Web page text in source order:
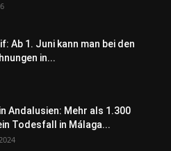
Ab 1. Juni kann man bei den
in...
Andalusien: Mehr als 1.300
Todesfall in Málaga...